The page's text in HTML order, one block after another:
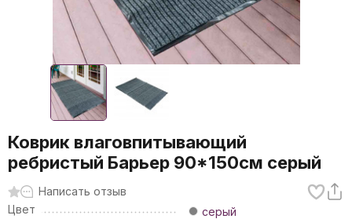
Коврик влаговпитывающий
ребристый Барьер 90*150см серый
Написать отзыв
Цвет
серый